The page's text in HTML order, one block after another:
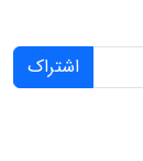
اشتراک